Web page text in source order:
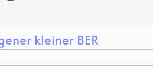
kleiner BER